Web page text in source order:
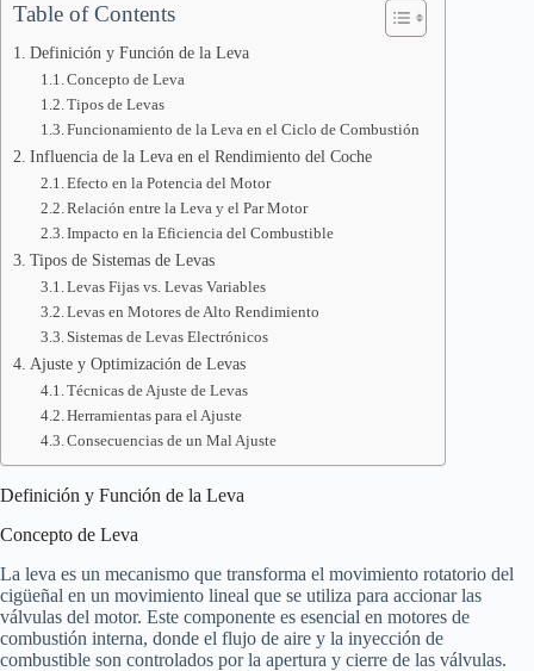
Table of Contents
Definición y Función de la Leva
Concepto de Leva
Tipos de Levas
Funcionamiento de la Leva en el Ciclo de Combustión
Influencia de la Leva en el Rendimiento del Coche
Efecto en la Potencia del Motor
Relación entre la Leva y el Par Motor
Impacto en la Eficiencia del Combustible
Tipos de Sistemas de Levas
Levas Fijas vs. Levas Variables
Levas en Motores de Alto Rendimiento
Sistemas de Levas Electrónicos
Ajuste y Optimización de Levas
Técnicas de Ajuste de Levas
Herramientas para el Ajuste
Consecuencias de un Mal Ajuste
Definición y Función de la Leva
Concepto de Leva
La leva es un mecanismo que transforma el movimiento rotatorio del
cigüeñal en un movimiento lineal que se utiliza para accionar las
válvulas del motor. Este componente es esencial en motores de
combustión interna, donde el flujo de aire y la inyección de
combustible son controlados por la apertura y cierre de las válvulas.